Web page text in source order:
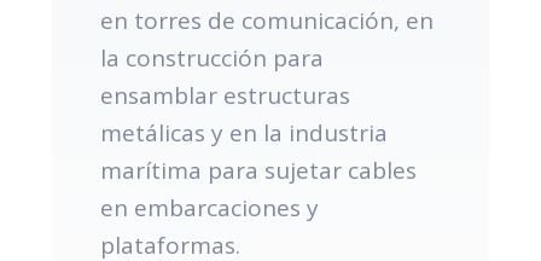
en torres de comunicación, en
la construcción para
ensamblar estructuras
metálicas y en la industria
marítima para sujetar cables
en embarcaciones y
plataformas.